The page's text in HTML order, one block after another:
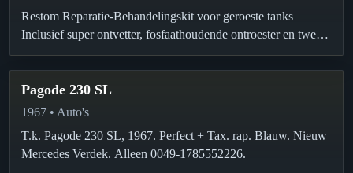
Restom Reparatie-Behandelingskit voor geroeste tanks
Inclusief super ontvetter, fosfaathoudende ontroester en twee
componenten anti-corrosie hars. www.matthys.net Tel. 0032-
56773100 (België)
Pagode 230 SL
1967 • Auto's
T.k. Pagode 230 SL, 1967. Perfect + Tax. rap. Blauw. Nieuw
Mercedes Verdek. Alleen 0049-1785552226.